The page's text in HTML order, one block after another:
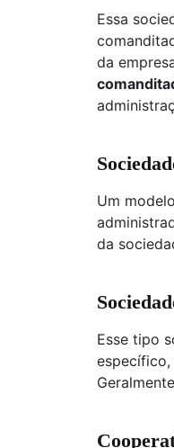
Essa
da
Um
da
Esse tipo